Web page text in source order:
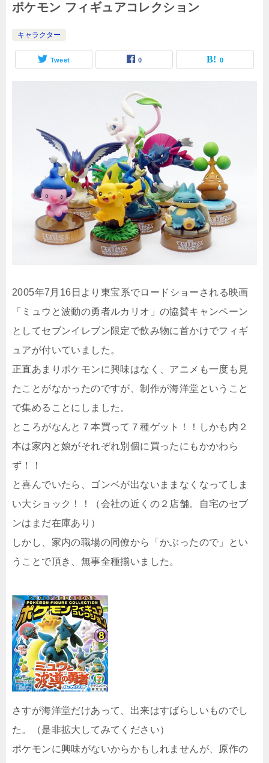
ポケモン フィギュアコレクション
キャラクター
Tweet 0 0
2005年7月16日より東宝系でロードショーされる映画
「ミュウと波動の勇者ルカリオ」の協賛キャンペーン
としてセブンイレブン限定で飲み物に首かけでフィギ
ュアが付いていました。
正直あまりポケモンに興味はなく、アニメも一度も見
たことがなかったのですが、制作が海洋堂ということ
で集めることにしました。
ところがなんと７本買って７種ゲット！！しかも内２
本は家内と娘がそれぞれ別個に買ったにもかかわら
ず！！
と喜んでいたら、ゴンベが出ないままなくなってしま
い大ショック！！（会社の近くの２店舗。自宅のセブ
ンはまだ在庫あり）
しかし、家内の職場の同僚から「かぶったので」とい
うことで頂き、無事全種揃いました。
さすが海洋堂だけあって、出来はすばらしいものでし
た。（是非拡大してみてください）
ポケモンに興味がないからかもしれませんが、原作の